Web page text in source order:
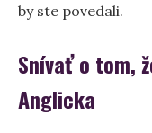
by ste povedali.
Snívať o tom,
Anglicka